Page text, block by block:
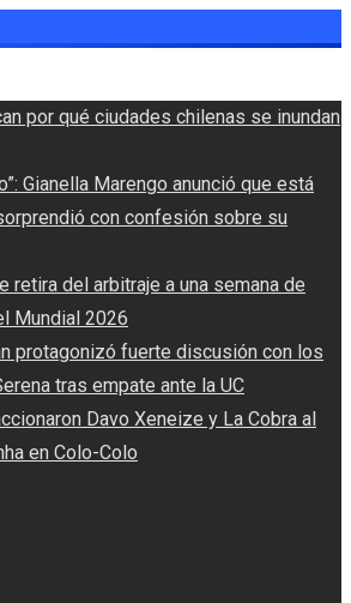
por qué ciudades chilenas se inundan
Gianella Marengo anunció que está
con confesión sobre su
retira del arbitraje a una semana de
Mundial 2026
protagonizó fuerte discusión con los
tras empate ante la UC
Davo Xeneize y La Cobra al
en Colo-Colo